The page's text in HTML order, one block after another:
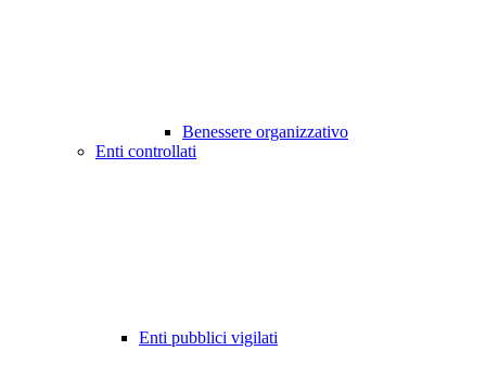
Benessere organizzativo
Enti controllati
Enti pubblici vigilati